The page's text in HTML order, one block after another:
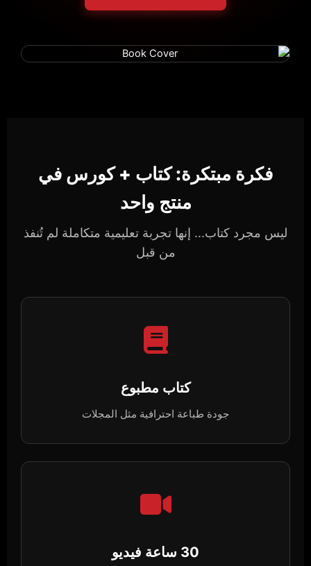
فكرة مبتكرة: كتاب + كورس في
منتج واحد
ليس مجرد كتاب... إنها تجربة تعليمية متكاملة لم تُنفذ
من قبل
كتاب مطبوع
جودة طباعة احترافية مثل المجلات
30 ساعة فيديو